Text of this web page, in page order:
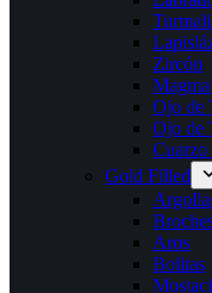
Zircón
Ojo de
Ojo de
Gold Filled
Aros
Bolitas